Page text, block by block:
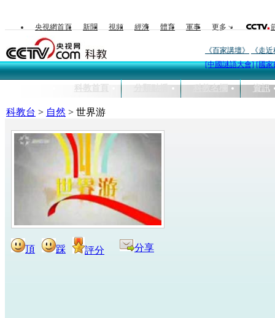
央視網首頁 新聞 視頻 經濟 體育 軍事 更多
《百家講壇》
《走
[中國謎語大會] [國家
資訊
科教台 > 自然 > 世界游
頂 踩 評分 分享